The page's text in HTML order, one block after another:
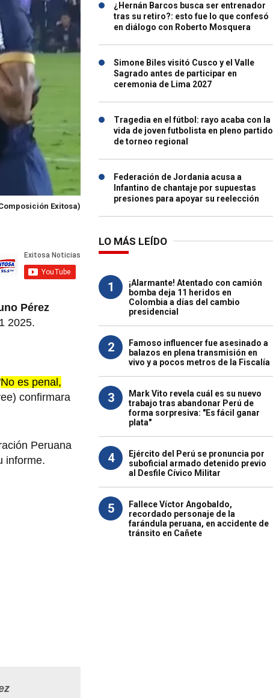
Exitosa)
Pérez
2025.
No es penal,
confirmara
Peruana
informe.
¿Hernán Barcos busca ser entrenador
tras su retiro?: esto fue lo que confesó
en diálogo con Roberto Mosquera
Simone Biles visitó Cusco y el Valle
Sagrado antes de participar en
ceremonia de Lima 2027
Tragedia en el fútbol: rayo acaba con la
vida de joven futbolista en pleno partido
de torneo regional
Federación de Jordania acusa a
Infantino de chantaje por supuestas
presiones para apoyar su reelección
LO MÁS LEÍDO
1
¡Alarmante! Atentado con camión
bomba deja 11 heridos en
Colombia a días del cambio
presidencial
2
Famoso influencer fue asesinado a
balazos en plena transmisión en
vivo y a pocos metros de la Fiscalía
3
Mark Vito revela cuál es su nuevo
trabajo tras abandonar Perú de
forma sorpresiva: "Es fácil ganar
plata"
4
Ejército del Perú se pronuncia por
suboficial armado detenido previo
al Desfile Cívico Militar
5
Fallece Víctor Angobaldo,
recordado personaje de la
farándula peruana, en accidente de
tránsito en Cañete